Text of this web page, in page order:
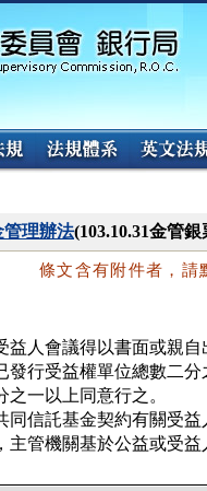
管理辦法(103.10.31金管
條文含有附件者，請
益人會議得以書面或親
發行受益權單位總數二
之一以上同意行之。
同信託基金契約有關受
，主管機關基於公益或受